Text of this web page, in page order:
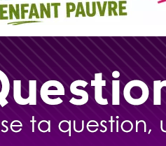
30 personnes viennent de faire
12 nouvelles musiques dans
3 personnes viennent de nous
2 personnes viennent de nous
3 personnes viennent de nous
8 personnes viennent de faire